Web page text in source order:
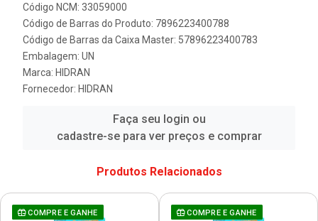
Código NCM: 33059000
Código de Barras do Produto: 7896223400788
Código de Barras da Caixa Master: 57896223400783
Embalagem: UN
Marca: HIDRAN
Fornecedor: HIDRAN
Faça seu login ou
cadastre-se para ver preços e comprar
Produtos Relacionados
COMPRE E GANHE COMPRE E GANHE